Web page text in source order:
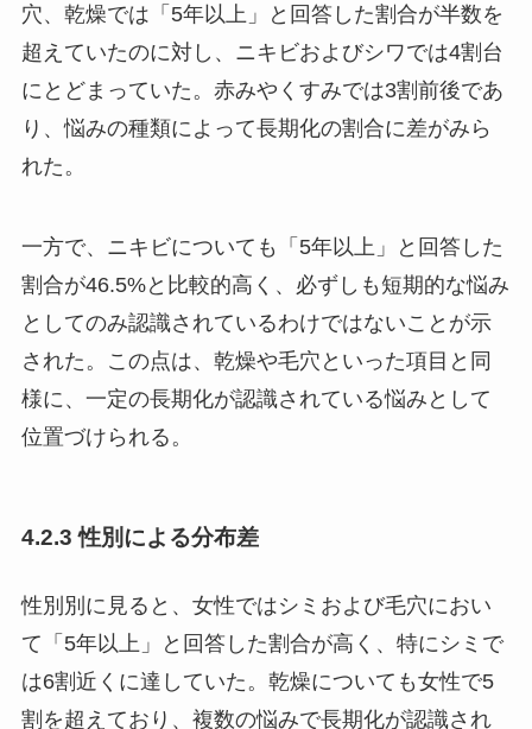
穴、乾燥では「5年以上」と回答した割合が半数を
超えていたのに対し、ニキビおよびシワでは4割台
にとどまっていた。赤みやくすみでは3割前後であ
り、悩みの種類によって長期化の割合に差がみら
れた。
一方で、ニキビについても「5年以上」と回答した
割合が46.5%と比較的高く、必ずしも短期的な悩み
としてのみ認識されているわけではないことが示
された。この点は、乾燥や毛穴といった項目と同
様に、一定の長期化が認識されている悩みとして
位置づけられる。
4.2.3 性別による分布差
性別別に見ると、女性ではシミおよび毛穴におい
て「5年以上」と回答した割合が高く、特にシミで
は6割近くに達していた。乾燥についても女性で5
割を超えており、複数の悩みで長期化が認識され